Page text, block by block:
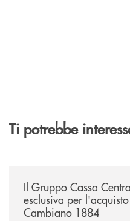
Ti potrebbe
Il Gruppo Cassa
esclusiva per
Cambiano 1884